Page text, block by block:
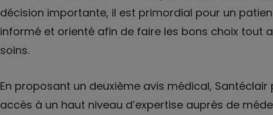
décision importante, il est primordial pour un
informé et orienté afin de faire les bons choix tout
soins.
En proposant un deuxième avis médical,
accès à un haut niveau d’expertise auprès de